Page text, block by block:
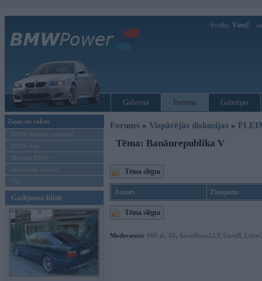
Sveiks, Viesi!
Galvenā Forums Galerijas
Ziņas un raksti
BMW modeļu jaunumi
BMW testi
Mēneša BMW
Sērijveida tūnings
Vel...
Gadījuma bilde
Forums » Vispārējās diskusijas »
Tēma: Banānrepublika V
Tēma slēgta
Autors Ziņojums
Tēma slēgta
Moderatori: 968-jk AV AiwaShuraLLP, GirtzB Lafter